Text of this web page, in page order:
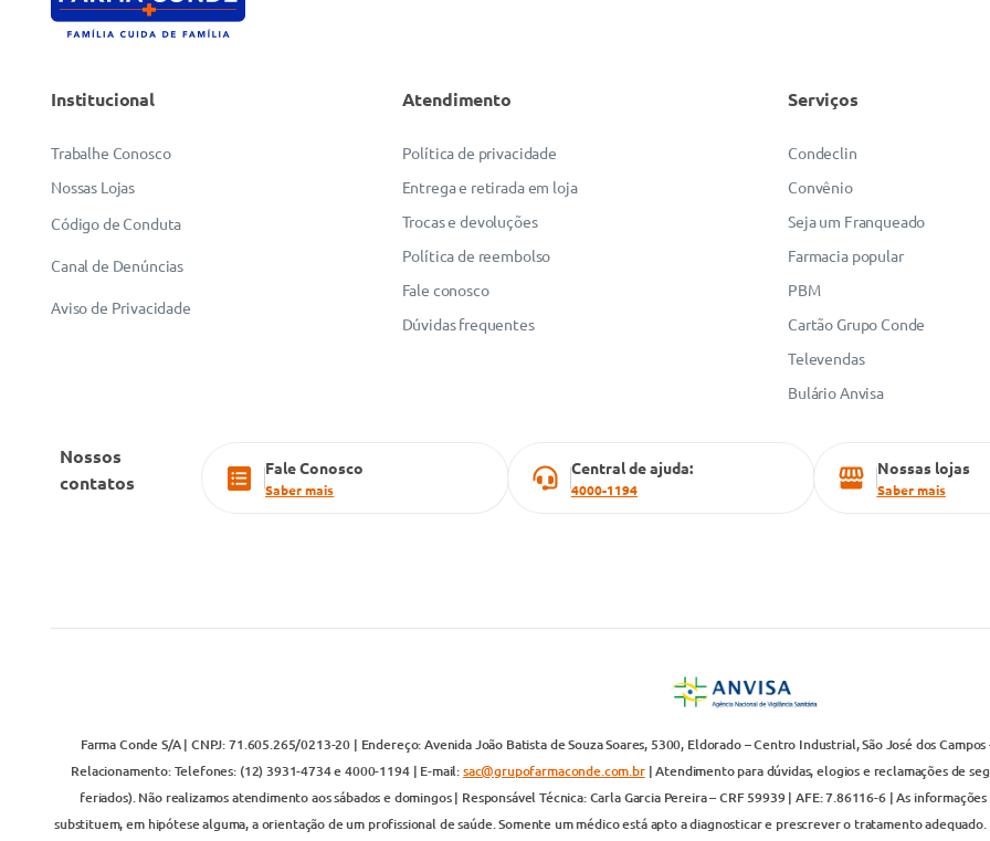
Institucional
Trabalhe Conosco
Nossas Lojas
Código de Conduta
Canal de Denúncias
Aviso de Privacidade
Atendimento
Política de privacidade
Entrega e retirada em loja
Trocas e devoluções
Política de reembolso
Fale conosco
Dúvidas frequentes
Serviços
Condeclin
Convênio
Seja um Franqueado
Farmacia popular
PBM
Cartão Grupo Conde
Televendas
Bulário Anvisa
Nossos
contatos
Fale Conosco
Saber mais
Central de ajuda:
4000-1194
Nossas lojas
Saber mais
Farma Conde S/A | CNPJ: 71.605.265/0213-20 | Endereço: Avenida João Batista de Souza Soares, 5300, Eldorado – Centro Industrial, São José dos
Relacionamento: Telefones: (12) 3931-4734 e 4000-1194 | E-mail:sac@grupofarmaconde.com.br| Atendimento para dúvidas, elogios e reclamações de
feriados). Não realizamos atendimento aos sábados e domingos | Responsável Técnica: Carla Garcia Pereira – CRF 59939 | AFE: 7.86116-6 | As
substituem, em hipótese alguma, a orientação de um profissional de saúde. Somente um médico está apto a diagnosticar e prescrever o tratamento